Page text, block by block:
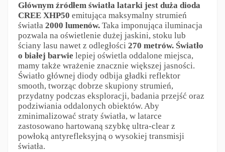
Głównym źródłem światła latarki jest duża dioda
CREE XHP50 emitująca maksymalny strumień
światła 2000 lumenów.Taka imponująca iluminacja
pozwala na oświetlenie dużej jaskini, stoku lub
ściany lasu nawet z odległości270 metrów. Światło
o białej barwie lepiej oświetla oddalone miejsca,
mamy także wrażenie znacznie większej jasności.
Światło głównej diody odbija gładki reflektor
smooth, tworząc dobrze skupiony strumień,
przydatny podczas eksploracji, badania przejść oraz
podziwiania oddalonych obiektów. Aby
zminimalizować straty światła, w latarce
zastosowano hartowaną szybkę ultra-clear z
powłoką antyrefleksyjną o wysokiej transmisji
światła.